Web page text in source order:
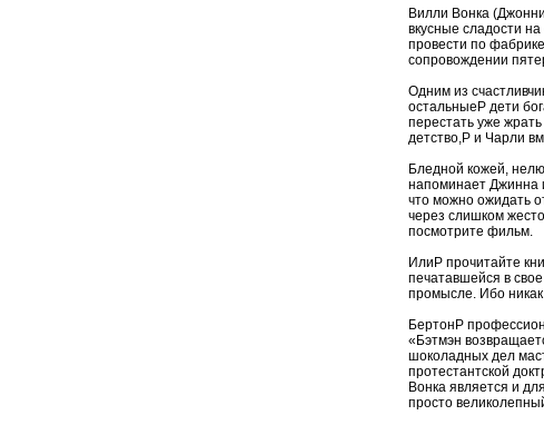
Вилли Вонка
вкусные сладости
провести по
сопровождении
Одним из
остальныеP дети
перестать уже
детство,P и Чарли
Бледной кожей,
напоминает Джинна
что можно ожидать
через слишком
посмотрите фильм.
ИлиP прочитайте
печатавшейся в
промысле. Ибо
БертонP
«Бэтмэн
шоколадных дел
протестантской
Вонка является и
просто